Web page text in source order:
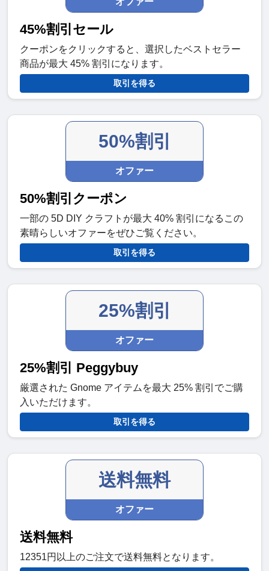
45%割引セール
クーポンをクリックすると、選択したベストセラー
商品が最大 45% 割引になります。
取引を得る
50%割引
オファー
50%割引クーポン
一部の 5D DIY クラフトが最大 40% 割引になるこの
素晴らしいオファーをぜひご覧ください。
取引を得る
25%割引
オファー
25%割引 Peggybuy
厳選された Gnome アイテムを最大 25% 割引でご購
入いただけます。
取引を得る
送料無料
オファー
送料無料
12351円以上のご注文で送料無料となります。